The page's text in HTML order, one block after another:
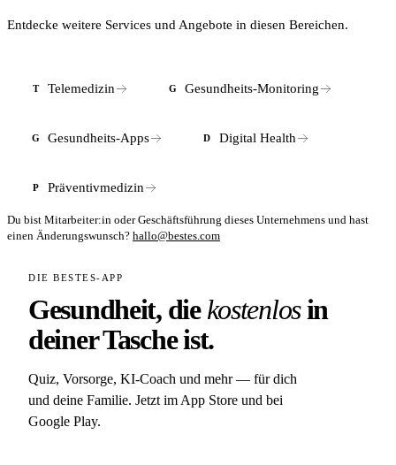
sind. Ergänzend dazu werden Inhalte für die USMLE-
Entdecke weitere Services und Angebote in diesen Bereichen.
T Telemedizin G Gesundheits-Monitoring
G Gesundheits-Apps D Digital Health
P Präventivmedizin
Du bist Mitarbeiter:in oder Geschäftsführung dieses Unternehmens und hast
einen Änderungswunsch? hallo@bestes.com
DIE BESTES-APP
Gesundheit, diekostenlosin
deiner Tasche ist.
Quiz, Vorsorge, KI-Coach und mehr — für dich
und deine Familie. Jetzt im App Store und bei
Google Play.